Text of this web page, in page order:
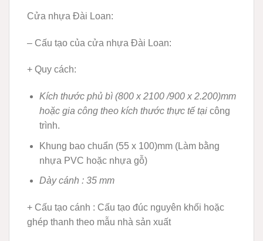
Cửa nhựa Đài Loan:
– Cấu tạo của cửa nhựa Đài Loan:
+ Quy cách:
Kích thước phủ bì (800 x 2100 /900 x 2.200)mm
hoặc gia công theo kích thước thực tế tại công
trình.
Khung bao chuẩn (55 x 100)mm (Làm bằng
nhựa PVC hoặc nhựa gỗ)
Dày cánh : 35 mm
+ Cấu tạo cánh : Cấu tạo đúc nguyên khối hoặc
ghép thanh theo mẫu nhà sản xuất